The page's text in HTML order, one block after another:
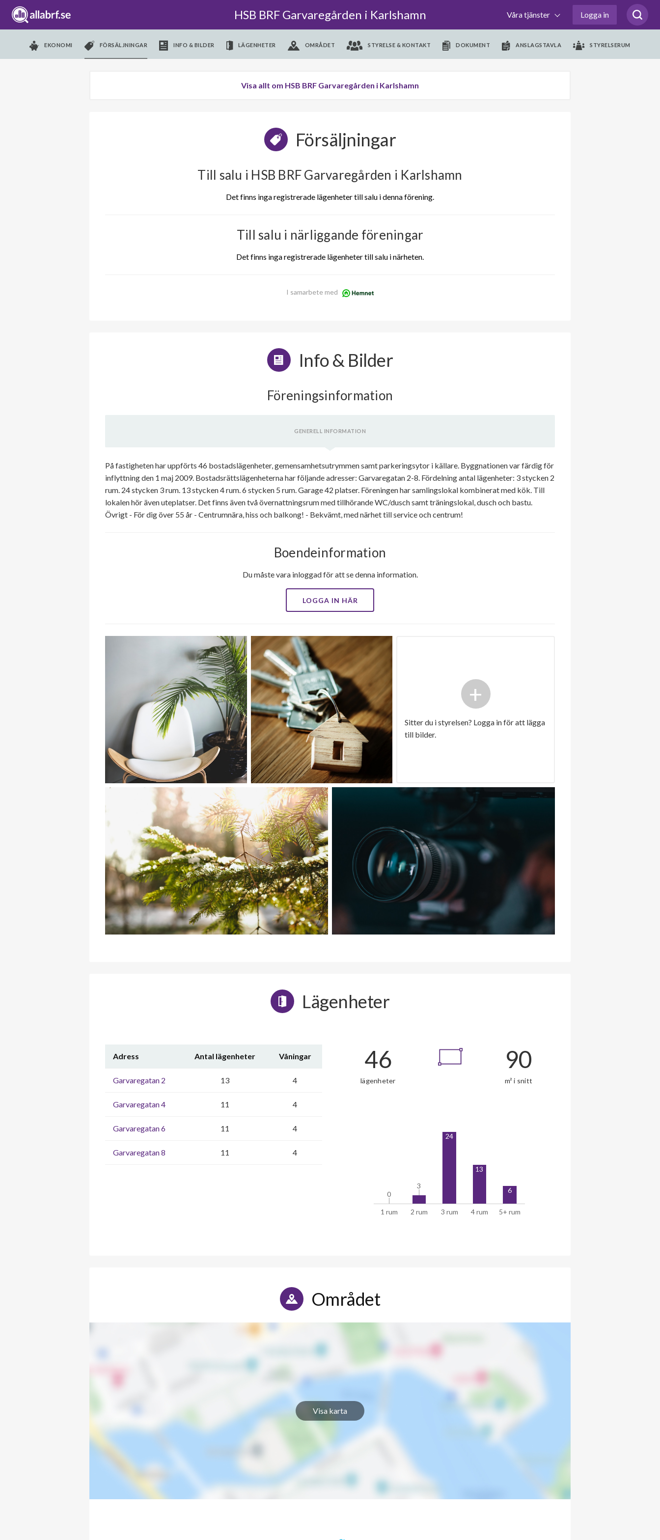
HSB BRF Garvaregården i Karlshamn Våra tjänster Logga in
EKONOMI FÖRSÄLJNINGAR INFO & BILDER LÄGENHETER OMRÅDET STYRELSE & KONTAKT DOKUMENT ANSLAGSTAVLA STYRELSERUM
Visa allt om HSB BRF Garvaregården i Karlshamn
Försäljningar
Till salu i HSB BRF Garvaregården i Karlshamn
Det finns inga registrerade lägenheter till salu i denna förening.
Till salu i närliggande föreningar
Det finns inga registrerade lägenheter till salu i närheten.
I samarbete med
Info & Bilder
Föreningsinformation
GENERELL INFORMATION
På fastigheten har uppförts 46 bostadslägenheter, gemensamhetsutrymmen samt parkeringsytor i källare. Byggnationen var färdig för
inflyttning den 1 maj 2009. Bostadsrättslägenheterna har följande adresser: Garvaregatan 2-8. Fördelning antal lägenheter: 3 stycken 2
rum. 24 stycken 3 rum. 13 stycken 4 rum. 6 stycken 5 rum. Garage 42 platser. Föreningen har samlingslokal kombinerat med kök. Till
lokalen hör även uteplatser. Det finns även två övernattningsrum med tillhörande WC/dusch samt träningslokal, dusch och bastu.
Övrigt - För dig över 55 år - Centrumnära, hiss och balkong! - Bekvämt, med närhet till service och centrum!
Boendeinformation
Du måste vara inloggad för att se denna information.
LOGGA IN HÄR
+
Sitter du i styrelsen? Logga in för att lägga
till bilder.
Lägenheter
Adress Antal lägenheter Våningar
Garvaregatan 2 13 4
Garvaregatan 4 11 4
Garvaregatan 6 11 4
Garvaregatan 8 11 4
46
lägenheter
90
m² i snitt
1 rum 2 rum 3 rum 4 rum 5+ rum
0
0
3
3
24
13
6
Området
Visa karta